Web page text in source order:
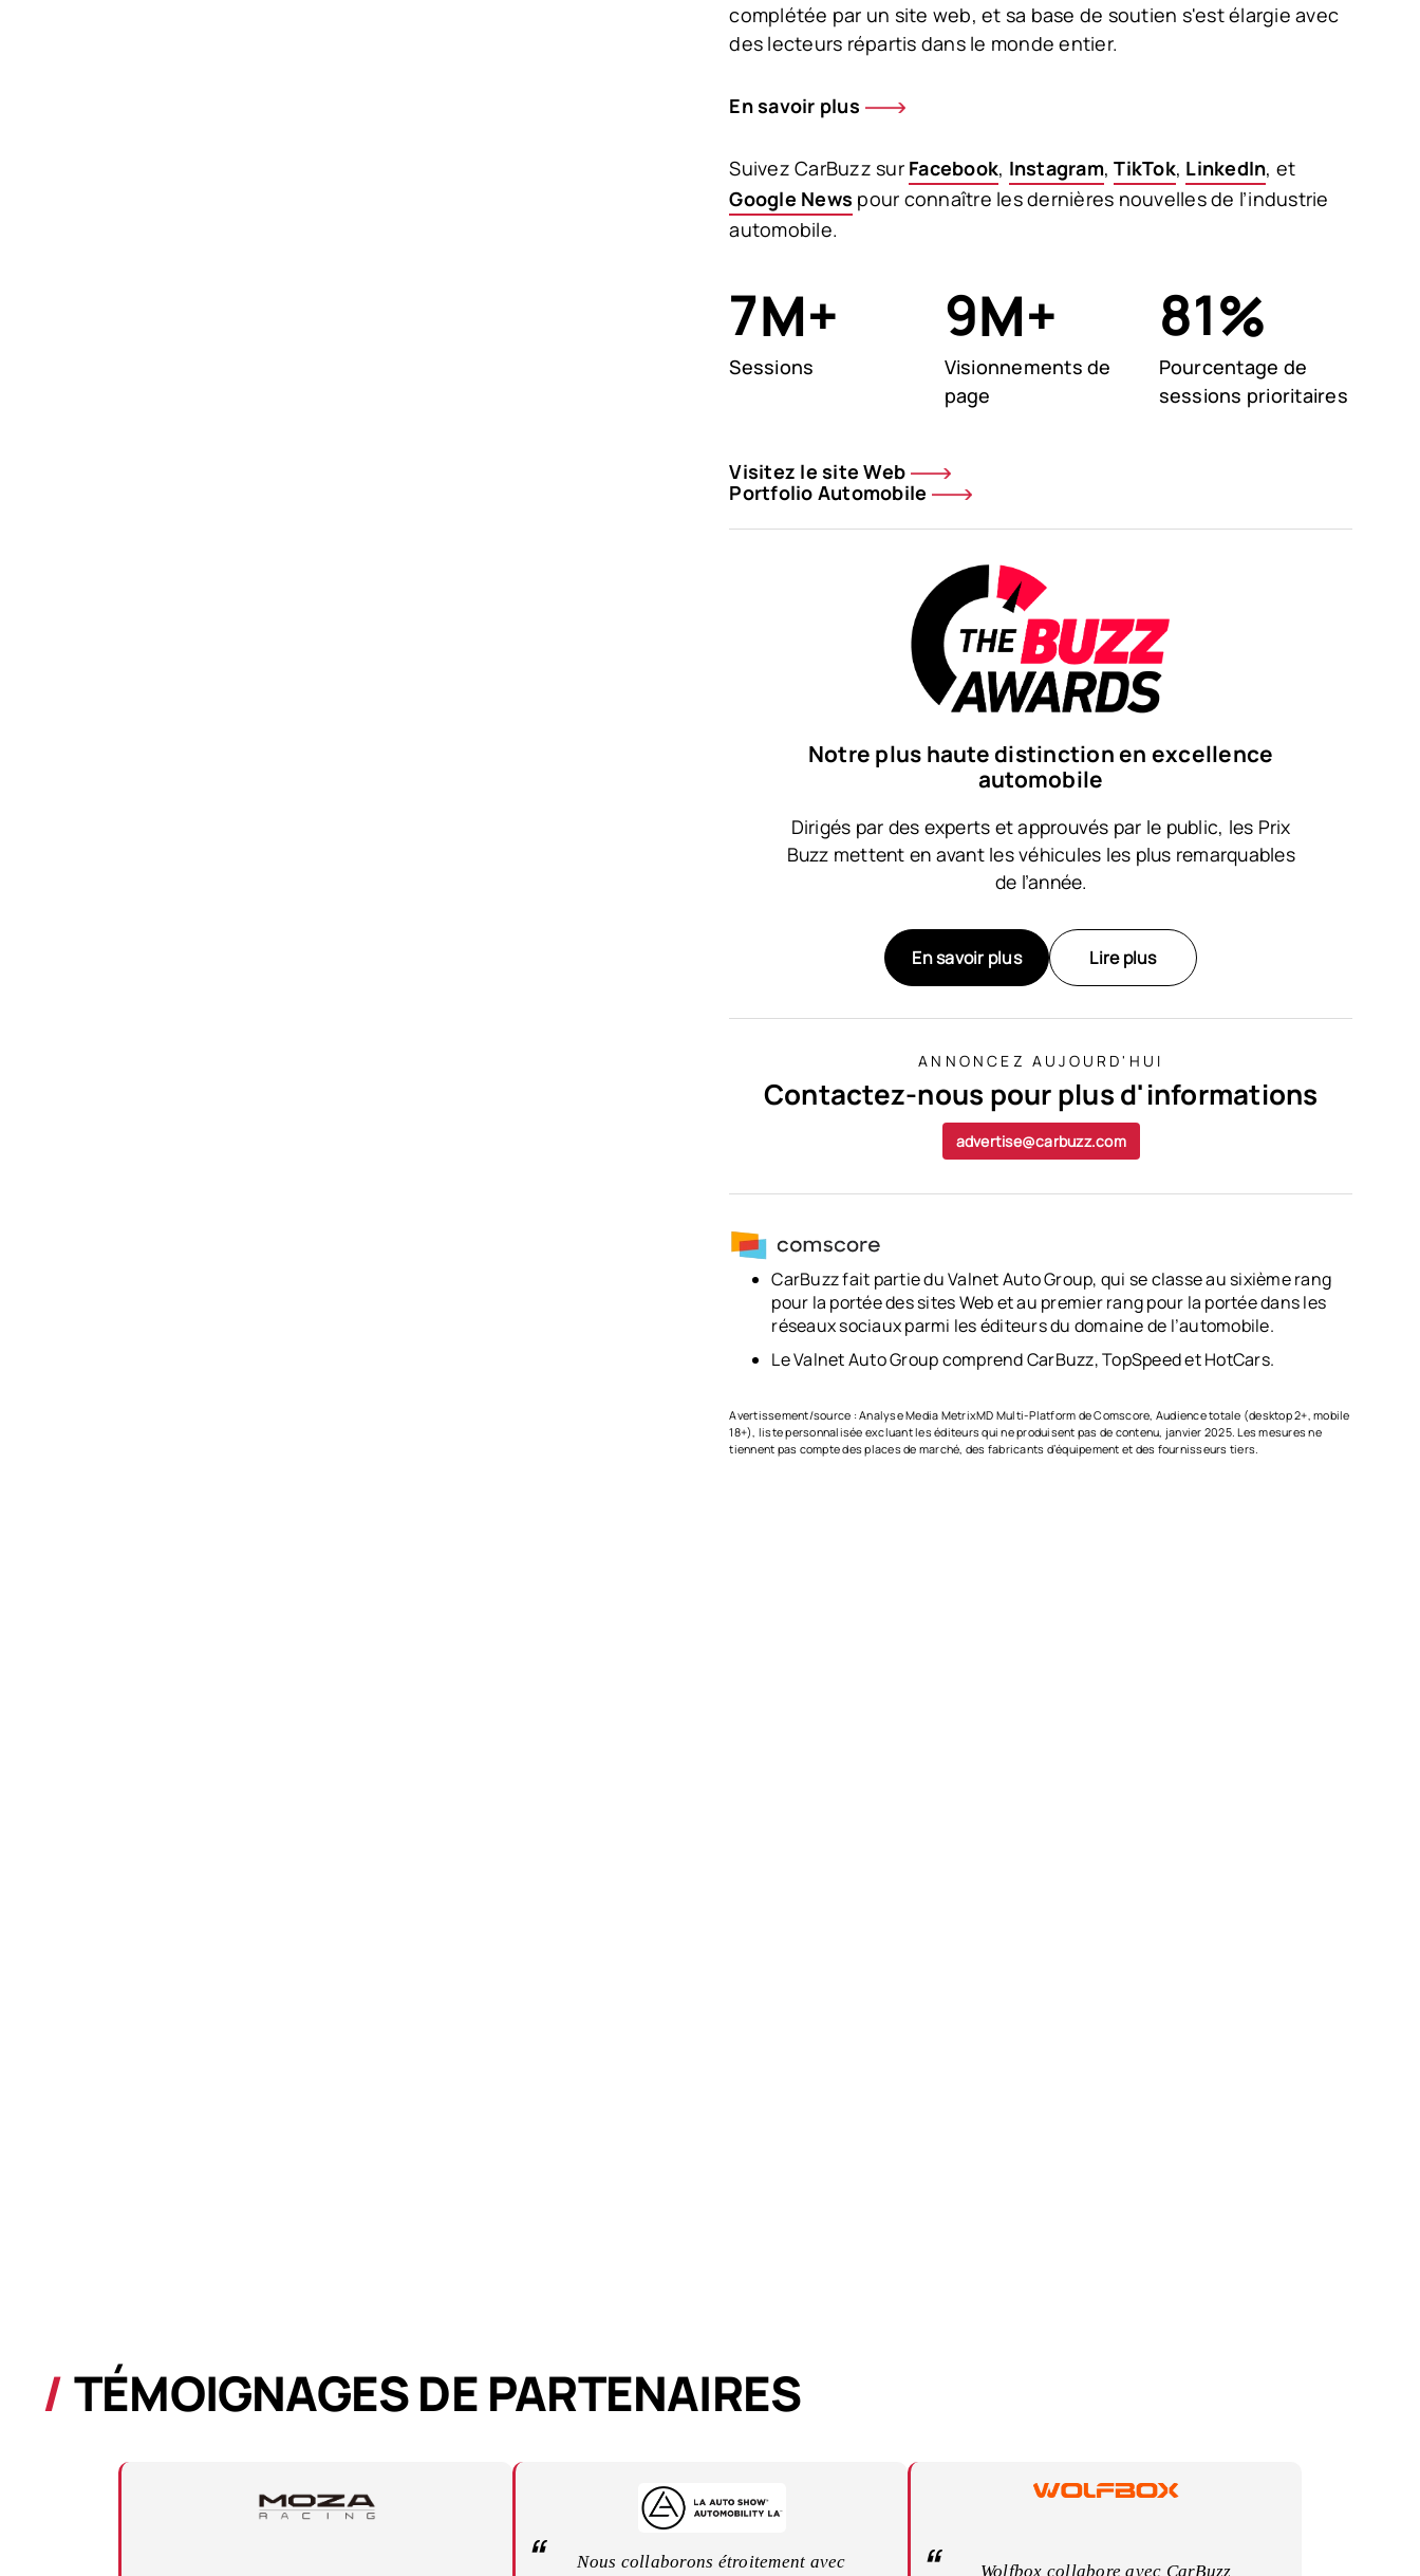
complétée par un site web, et sa base de soutien s'est élargie avec
des lecteurs répartis dans le monde entier.
En savoir plus
Suivez CarBuzz sur Facebook, Instagram,TikTok, LinkedIn, et
Google News pour connaître les dernières nouvelles de l’industrie
automobile.
7M+
Sessions
9M+
Visionnements de
page
81%
Pourcentage de
sessions prioritaires
Visitez le site Web
Portfolio Automobile
Notre plus haute distinction en excellence
automobile
Dirigés par des experts et approuvés par le public, les Prix
Buzz mettent en avant les véhicules les plus remarquables
de l’année.
En savoir plus Lire plus
ANNONCEZ AUJOURD'HUI
Contactez-nous pour plus d'informations
advertise@carbuzz.com
CarBuzz fait partie du Valnet Auto Group, qui se classe au sixième rang
pour la portée des sites Web et au premier rang pour la portée dans les
réseaux sociaux parmi les éditeurs du domaine de l’automobile.
Le Valnet Auto Group comprend CarBuzz, TopSpeed et HotCars.
Avertissement/source : Analyse Media MetrixMD Multi-Platform de Comscore, Audience totale (desktop 2+, mobile
18+), liste personnalisée excluant les éditeurs qui ne produisent pas de contenu, janvier 2025. Les mesures ne
tiennent pas compte des places de marché, des fabricants d’équipement et des fournisseurs tiers.
TÉMOIGNAGES DE PARTENAIRES
Nous collaborons étroitement avec Wolfbox collabore avec CarBuzz